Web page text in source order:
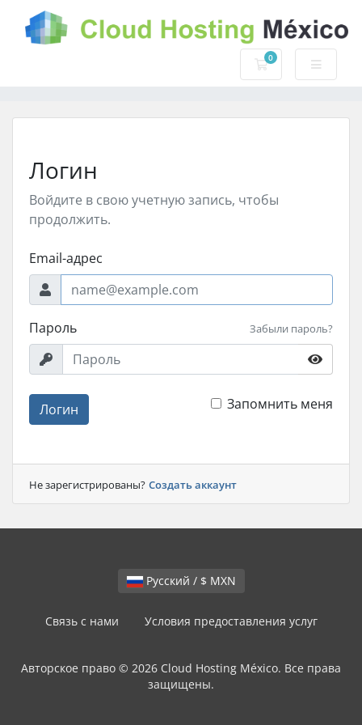
0
Корзина
Логин
Войдите в свою учетную запись, чтобы
продолжить.
Email-адрес
Пароль Забыли пароль?
Логин Запомнить меня
Не зарегистрированы? Создать аккаунт
Русский / $ MXN
Связь с нами Условия предоставления услуг
Авторское право © 2026 Cloud Hosting México. Все права
защищены.